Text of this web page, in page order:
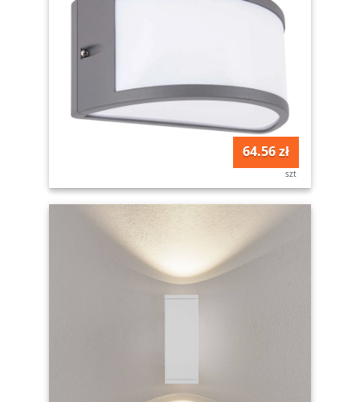
64.56 zł
szt